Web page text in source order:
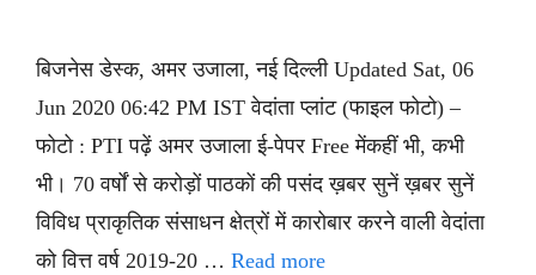
बिजनेस डेस्क, अमर उजाला, नई दिल्ली Updated Sat, 06
Jun 2020 06:42 PM IST वेदांता प्लांट (फाइल फोटो) –
फोटो : PTI पढ़ें अमर उजाला ई-पेपर Free मेंकहीं भी, कभी
भी। 70 वर्षों से करोड़ों पाठकों की पसंद ख़बर सुनें ख़बर सुनें
विविध प्राकृतिक संसाधन क्षेत्रों में कारोबार करने वाली वेदांता
को वित्त वर्ष 2019-20 … Read more